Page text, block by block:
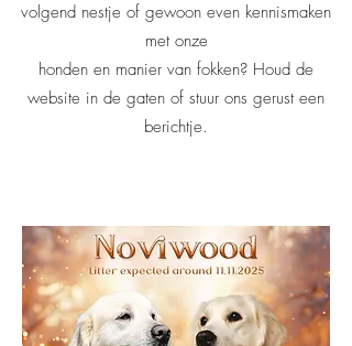
volgend nestje of gewoon even kennismaken
met onze
honden en manier van fokken? Houd de
website in de gaten of stuur ons gerust een
berichtje.